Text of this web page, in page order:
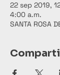
22 sep 2019,
4:00 a.m.
SANTA ROSA